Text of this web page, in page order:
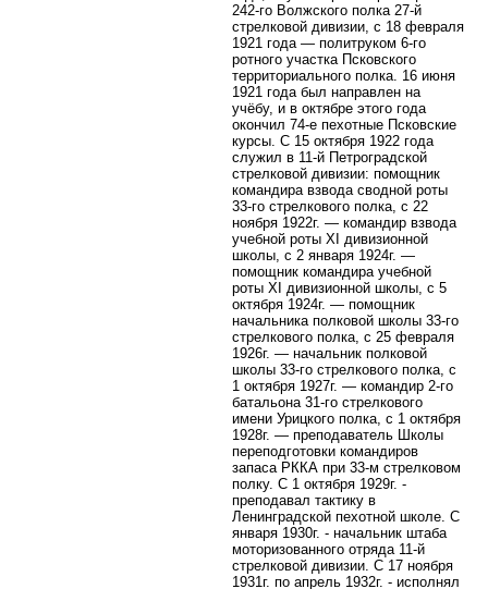
242-го Волжского полка 27-й
стрелковой дивизии, с 18 февраля
1921 года — политруком 6-го
ротного участка Псковского
территориального полка. 16 июня
1921 года был направлен на
учёбу, и в октябре этого года
окончил 74-е пехотные Псковские
курсы. С 15 октября 1922 года
служил в 11-й Петроградской
стрелковой дивизии: помощник
командира взвода сводной роты
33-го стрелкового полка, с 22
ноября 1922г. — командир взвода
учебной роты XI дивизионной
школы, с 2 января 1924г. —
помощник командира учебной
роты XI дивизионной школы, с 5
октября 1924г. — помощник
начальника полковой школы 33-го
стрелкового полка, с 25 февраля
1926г. — начальник полковой
школы 33-го стрелкового полка, с
1 октября 1927г. — командир 2-го
батальона 31-го стрелкового
имени Урицкого полка, с 1 октября
1928г. — преподаватель Школы
переподготовки командиров
запаса РККА при 33-м стрелковом
полку. С 1 октября 1929г. -
преподавал тактику в
Ленинградской пехотной школе. С
января 1930г. - начальник штаба
моторизованного отряда 11-й
стрелковой дивизии. С 17 ноября
1931г. по апрель 1932г. - исполнял